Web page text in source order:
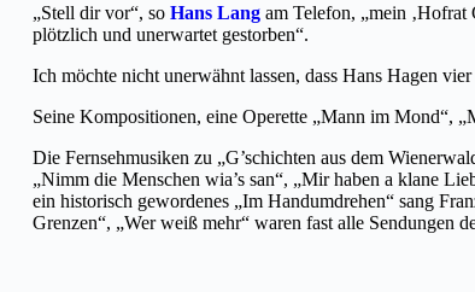
„Stell dir vor“, so Hans Lang am Telefon, „mein
plötzlich und unerwartet gestorben“.
Ich möchte nicht unerwähnt lassen, dass Hans Hagen
Seine Kompositionen, eine Operette „Mann im Mond“,
Die Fernsehmusiken zu „G’schichten aus dem
„Nimm die Menschen wia’s san“, „Mir haben a klane
ein historisch gewordenes „Im Handumdrehen“ sang
Grenzen“, „Wer weiß mehr“ waren fast alle Sendungen